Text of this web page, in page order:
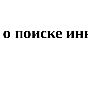
поиске